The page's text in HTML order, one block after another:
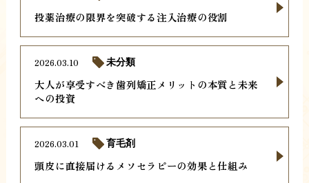
投薬治療の限界を突破する注入治療の役割
大人が享受すべき歯列矯正メリットの本質と未来
への投資
2026.03.10 未分類
頭皮に直接届けるメソセラピーの効果と仕組み
2026.03.01 育毛剤